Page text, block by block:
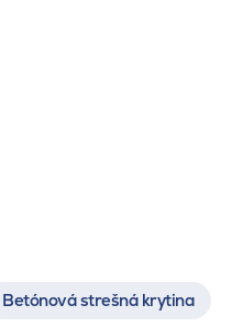
Betónová strešná krytina